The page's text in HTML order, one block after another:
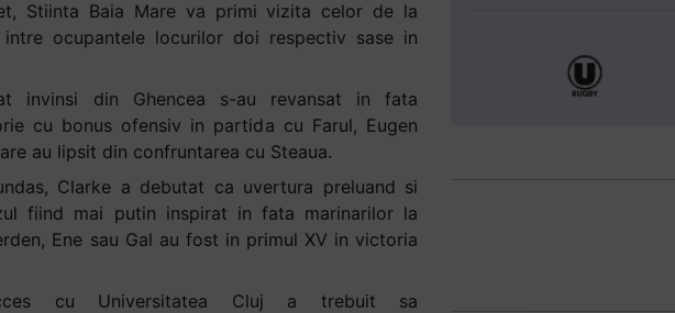
Stiinta Baia Mare va primi vizita celor de la
ocupantele locurilor doi respectiv sase in
invinsi din Ghencea s-au revansat in fata
cu bonus ofensiv in partida cu Farul, Eugen
au lipsit din confruntarea cu Steaua.
Clarke a debutat ca uvertura preluand si
fiind mai putin inspirat in fata marinarilor la
Ene sau Gal au fost in primul XV in victoria
cu Universitatea Cluj a trebuit sa